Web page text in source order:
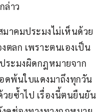
ล่าว
าคมประมงไม่เห็นด้วย
ตลก เพราะตนเองเป็น
ระมงผิดกฎหมายจาก
ดพ้นใบแดงมาถึงทุกวัน
ยซ้ำไป เรื่องนี้ตนยืนยัน